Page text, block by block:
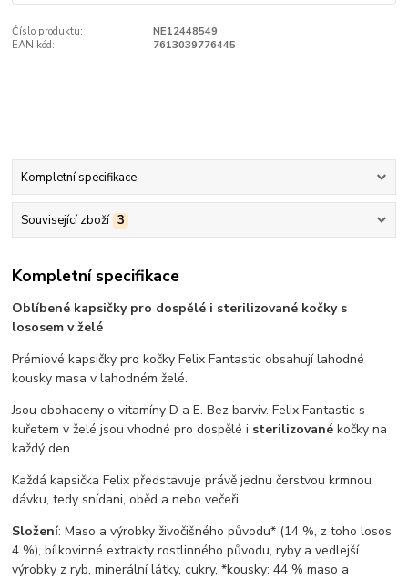
Číslo produktu:
NE12448549
EAN kód:
7613039776445
Kompletní specifikace
Související zboží 3
Kompletní specifikace
Oblíbené kapsičky pro dospělé i sterilizované kočky s
lososem v želé
Prémiové kapsičky pro kočky Felix Fantastic obsahují lahodné
kousky masa v lahodném želé.
Jsou obohaceny o vitamíny D a E. Bez barviv. Felix Fantastic s
kuřetem v želé jsou vhodné pro dospělé i sterilizované kočky na
každý den.
Každá kapsička Felix představuje právě jednu čerstvou krmnou
dávku, tedy snídani, oběd a nebo večeři.
Složení: Maso a výrobky živočišného původu* (14 %, z toho losos
4 %), bílkovinné extrakty rostlinného původu, ryby a vedlejší
výrobky z ryb, minerální látky, cukry, *kousky: 44 % maso a